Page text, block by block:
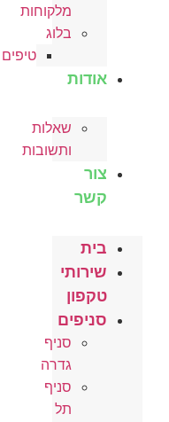
מלקוחות
בלוג
טיפים
אודות
שאלות
ותשובות
צור
קשר
בית
שירותי
טקפון
סניפים
סניף
גדרה
סניף
תל